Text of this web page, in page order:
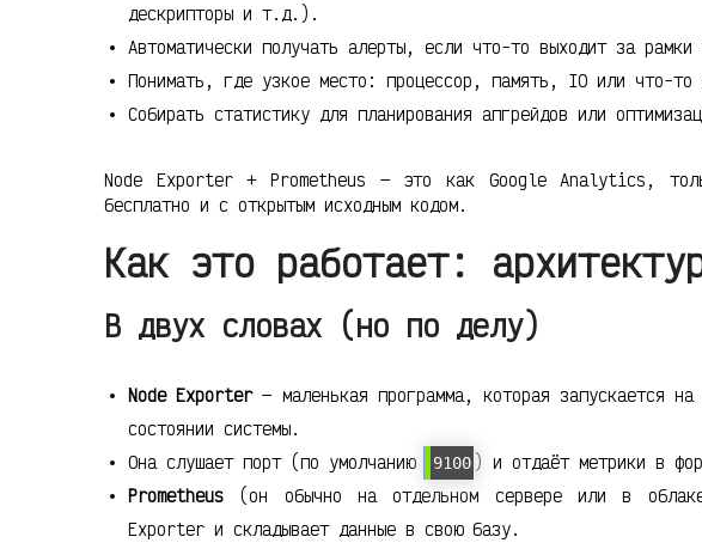
дескрипторы и т.д.).
Автоматически получать алерты, если что-то выходит за рамки
Понимать, где узкое место: процессор, память, IO или что-то
Собирать статистику для планирования апгрейдов или
Node Exporter + Prometheus — это как Google Analytics,
бесплатно и с открытым исходным кодом.
Как это работает:
В двух словах (но по делу)
Node Exporter— маленькая программа, которая запускается
состоянии системы.
Она слушает порт (по умолчанию
9100 ) и отдаёт метрики в
Prometheus (он обычно на отдельном сервере или в
Exporter и складывает данные в свою базу.